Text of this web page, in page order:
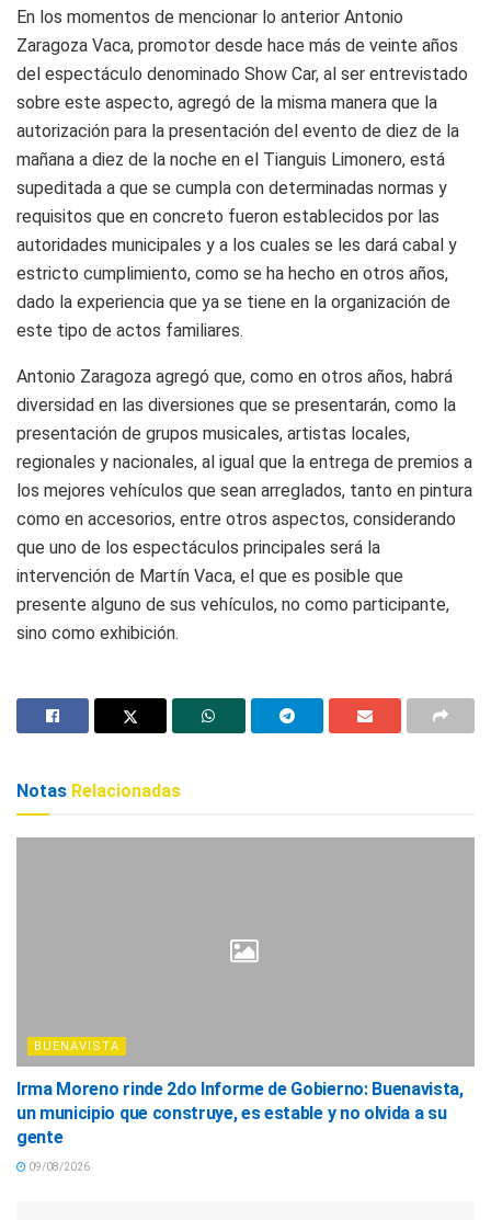
En los momentos de mencionar lo anterior Antonio
Zaragoza Vaca, promotor desde hace más de veinte años
del espectáculo denominado Show Car, al ser entrevistado
sobre este aspecto, agregó de la misma manera que la
autorización para la presentación del evento de diez de la
mañana a diez de la noche en el Tianguis Limonero, está
supeditada a que se cumpla con determinadas normas y
requisitos que en concreto fueron establecidos por las
autoridades municipales y a los cuales se les dará cabal y
estricto cumplimiento, como se ha hecho en otros años,
dado la experiencia que ya se tiene en la organización de
este tipo de actos familiares.
Antonio Zaragoza agregó que, como en otros años, habrá
diversidad en las diversiones que se presentarán, como la
presentación de grupos musicales, artistas locales,
regionales y nacionales, al igual que la entrega de premios a
los mejores vehículos que sean arreglados, tanto en pintura
como en accesorios, entre otros aspectos, considerando
que uno de los espectáculos principales será la
intervención de Martín Vaca, el que es posible que
presente alguno de sus vehículos, no como participante,
sino como exhibición.
Notas Relacionadas
BUENAVISTA
Irma Moreno rinde 2do Informe de Gobierno: Buenavista,
un municipio que construye, es estable y no olvida a su
gente
09/08/2026